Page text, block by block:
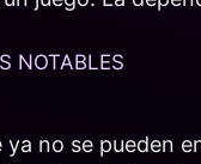
NOTABLES
ya no se pueden